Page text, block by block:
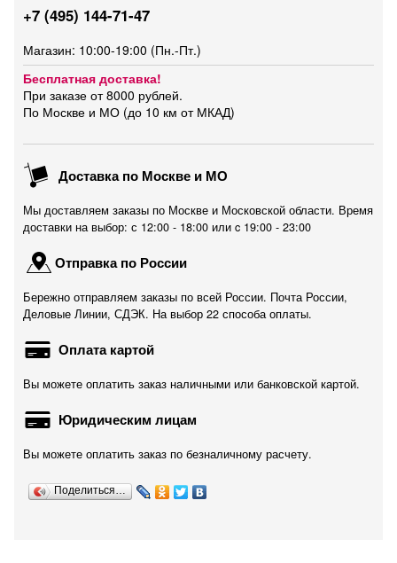
+7 (495) 144-71-47
Магазин: 10:00-19:00 (Пн.-Пт.)
Бесплатная доставка!
При заказе от 8000 рублей.
По Москве и МО (до 10 км от МКАД)
Доставка по Москве и МО
Мы доставляем заказы по Москве и Московской области. Время
доставки на выбор: с 12:00 - 18:00 или c 19:00 - 23:00
Отправка по России
Бережно отправляем заказы по всей России. Почта России,
Деловые Линии, СДЭК. На выбор 22 способа оплаты.
Оплата картой
Вы можете оплатить заказ наличными или банковской картой.
Юридическим лицам
Вы можете оплатить заказ по безналичному расчету.
Поделиться…